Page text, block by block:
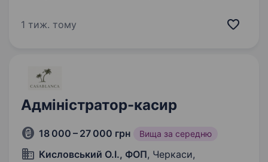
та котики Якщо ти любиш котиків і
1 тиж. тому
Адміністратор-касир
18 000 – 27 000 грн Вища за середню
Кисловський О.І., ФОП, Черкаси,